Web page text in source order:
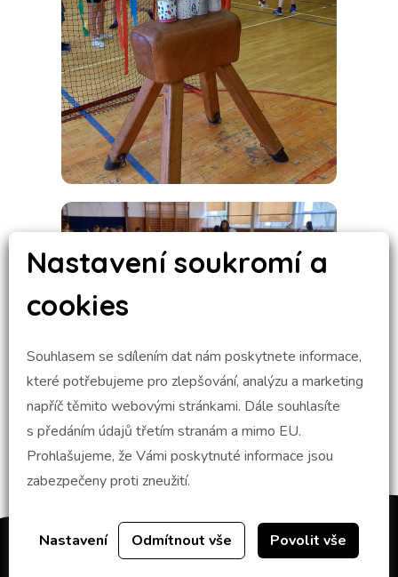
Nastavení soukromí a
cookies
Souhlasem se sdílením dat nám poskytnete informace,
které potřebujeme pro zlepšování, analýzu a marketing
napříč těmito webovými stránkami. Dále souhlasíte
s předáním údajů třetím stranám a mimo EU.
Prohlašujeme, že Vámi poskytnuté informace jsou
zabezpečeny proti zneužití.
Nastavení Odmítnout vše Povolit vše